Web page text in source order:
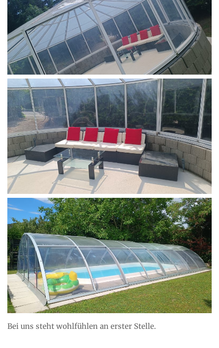
Bei uns steht wohlfühlen an erster Stelle.